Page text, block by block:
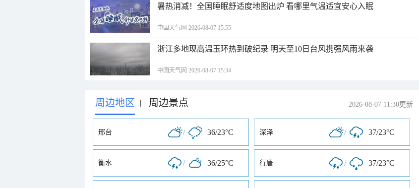
暑热消减！全国睡眠舒适度地图出炉 看哪里气温适宜安心入眠
中国天气网 2026-08-07 15:55
浙江多地现高温玉环热到破纪录 明天至10日台风携强风雨来袭
中国天气网 2026-08-07 15:34
周边地区 | 周边景点 2026-08-07 11:30更新
邢台 / 36/23°C 深泽 / 37/23°C
衡水 / 36/25°C 行唐 / 37/23°C